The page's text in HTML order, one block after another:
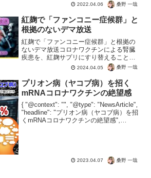
2022.04.06 桑野 一哉
紅麹で「ファンコニー症候群」と
根拠のないデマ放送
紅麹で「ファンコニー症候群」と根拠の
ないデマ放送コロナワクチンによる腎臓
疾患を、紅麹サプリにすり替えることに
必死な厚労省。NHKの「おはよう日
本。」にて、紅麹で「ファンコニー症候
群」（腎障害）という根拠のないデマを
放送。コロナ茶番同様に、根...
2024.04.05 桑野 一哉
プリオン病（ヤコブ病）を招く
mRNAコロナワクチンの絶望感
{ "@context": "", "@type": "NewsArticle",
"headline": "プリオン病（ヤコブ病）を招
くmRNAコロナワクチンの絶望感",
2023.04.07 桑野 一哉